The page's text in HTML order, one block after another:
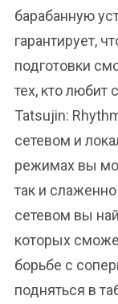
барабанную
гарантирует,
подготовки
тех, кто любит
Tatsujin:
сетевом и
режимах вы
так и
сетевом вы
которых
борьбе с
подняться в